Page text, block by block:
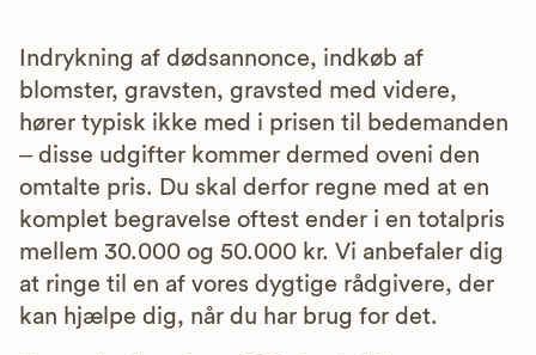
Indrykning af dødsannonce, indkøb af
blomster, gravsten, gravsted med videre,
hører typisk ikke med i prisen til bedemanden
– disse udgifter kommer dermed oveni den
omtalte pris. Du skal derfor regne med at en
komplet begravelse oftest ender i en totalpris
mellem 30.000 og 50.000 kr. Vi anbefaler dig
at ringe til en af vores dygtige rådgivere, der
kan hjælpe dig, når du har brug for det.